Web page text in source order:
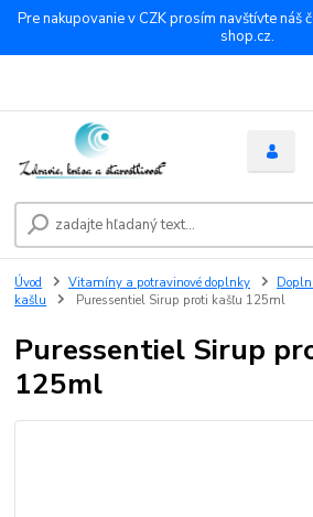
Pre nakupovanie v CZK prosím navštívte
shop.cz.
Úvod Vitamíny a potravinové doplnky
kašlu
Puressentiel Sirup proti kašľu 125ml
Puressentiel Sirup
125ml